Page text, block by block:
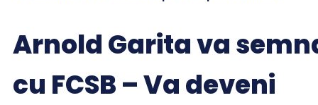
Arnold Garita va
cu FCSB – Va deveni